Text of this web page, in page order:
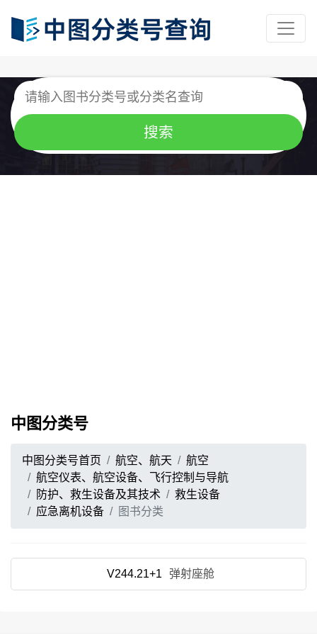
中图分类号
中图分类号首页 航空、航天
航空
航空仪表、航空设备、飞行控制与导航
防护、救生设备及其技术
救生设备
应急离机设备
图书分类
V244.21+1 弹射座舱